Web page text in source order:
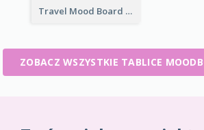
Travel Mood Board
ZOBACZ WSZYSTKIE TABLICE